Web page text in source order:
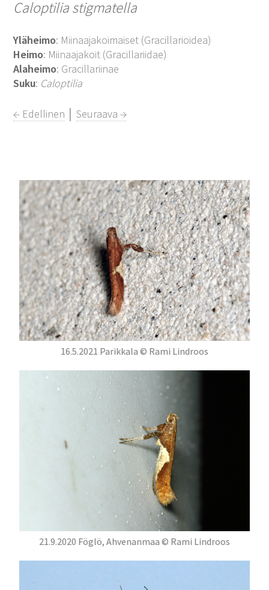
Caloptilia stigmatella
Yläheimo: Miinaajakoimaiset (Gracillarioidea)
Heimo: Miinaajakoit (Gracillariidae)
Alaheimo: Gracillariinae
Suku: Caloptilia
← Edellinen │Seuraava →
16.5.2021 Parikkala © Rami Lindroos
21.9.2020 Föglö, Ahvenanmaa © Rami Lindroos